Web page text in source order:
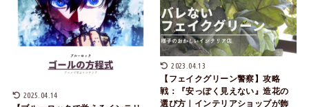
2025.04.14
2023.04.13
【フェイクグリーン警察】攻略
戦：『安っぽく見えない』造花の
選び方｜インテリアショップが飾